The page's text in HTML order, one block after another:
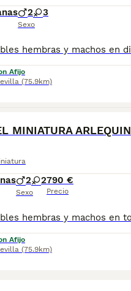
2 3
Sexo
Afijo
(75.9km)
MINIATURA ARLEQUIN
2 2
Sexo
790 €
Precio
Afijo
(75.9km)